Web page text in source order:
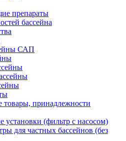
препараты
бассейна
САП
принадлежности
установки (фильтр с насосом)
для частных бассейнов (без